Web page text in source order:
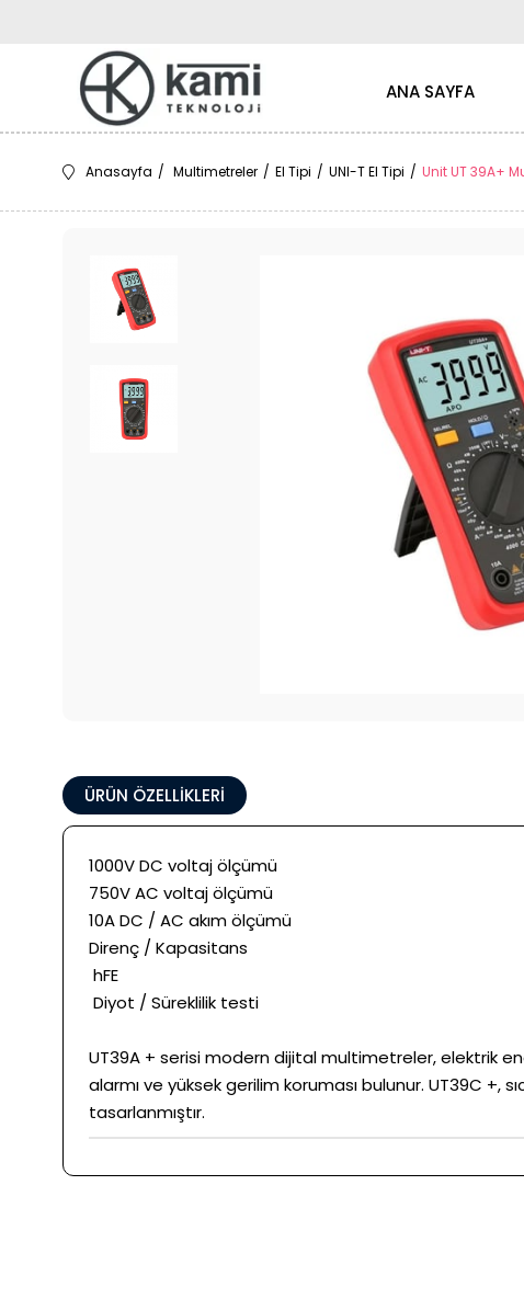
ANA SAYFA
Anasayfa Multimetreler El Tipi UNI-T El Tipi Unit UT 39A+
ÜRÜN ÖZELLIKLERI
1000V DC voltaj ölçümü
750V AC voltaj ölçümü
10A DC / AC akım ölçümü
Direnç / Kapasitans
hFE
Diyot / Süreklilik testi
UT39A + serisi modern dijital multimetreler, elektrik
alarmı ve yüksek gerilim koruması bulunur. UT39C +,
tasarlanmıştır.